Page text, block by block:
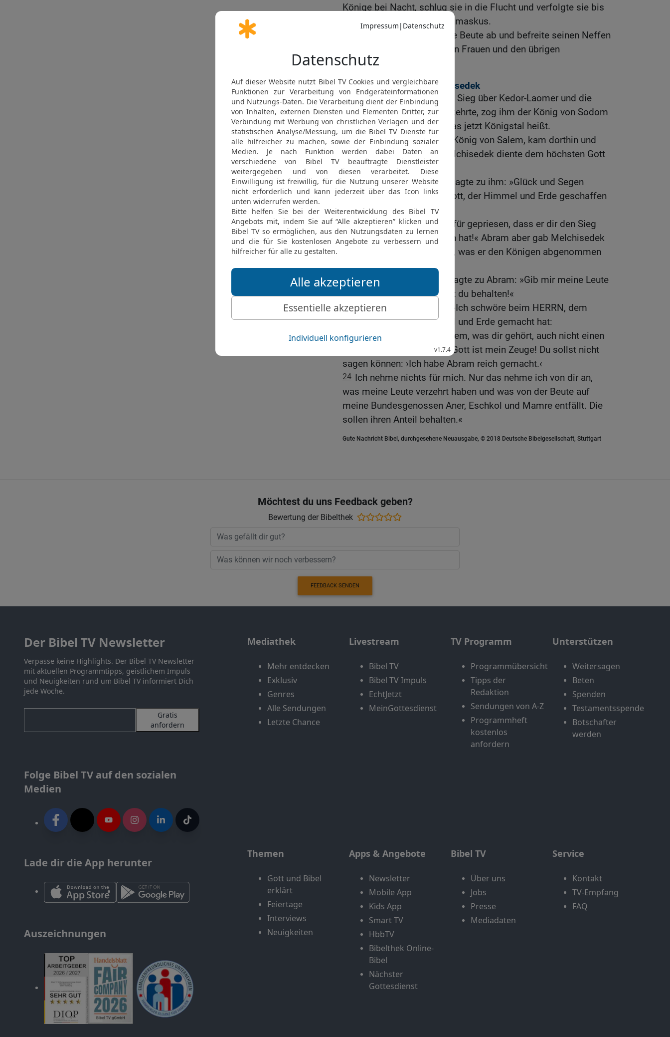
Könige bei Nacht, schlug sie in die Flucht und verfolgte sie bis
nach Hoba nördlich von Damaskus.
Er nahm ihnen die ganze Beute ab und befreite seinen Neffen
Lot samt den verschleppten Frauen und den übrigen
Gefangenen.
Die Begegnung mit Melchisedek
17 Als Abram nach seinem Sieg über Kedor-Laomer und die
anderen Großkönige heimkehrte, zog ihm der König von Sodom
entgegen ins Schawetal, das jetzt Königstal heißt.
18 Auch Melchisedek, der König von Salem, kam dorthin und
brachte Brot und Wein. Melchisedek diente dem höchsten Gott
als Priester.
19 Er segnete Abram und sagte zu ihm: »Glück und Segen
schenke dir der höchste Gott, der Himmel und Erde geschaffen
hat!
20 Der höchste Gott sei dafür gepriesen, dass er dir den Sieg
über deine Feinde gegeben hat!« Abram aber gab Melchisedek
den zehnten Teil von allem, was er den Königen abgenommen
hatte.
21 Der König von Sodom sagte zu Abram: »Gib mir meine Leute
zurück, alles andere kannst du behalten!«
22 Aber Abram erwiderte: »Ich schwöre beim HERRN, dem
höchsten Gott, der Himmel und Erde gemacht hat:
23 Ich behalte nichts von dem, was dir gehört, auch nicht einen
Faden oder Schuhriemen! Gott ist mein Zeuge! Du sollst nicht
sagen können: ›Ich habe Abram reich gemacht.‹
24 Ich nehme nichts für mich. Nur das nehme ich von dir an,
was meine Leute verzehrt haben und was von der Beute auf
meine Bundesgenossen Aner, Eschkol und Mamre entfällt. Die
sollen ihren Anteil behalten.«
Gute Nachricht Bibel, durchgesehene Neuausgabe, © 2018 Deutsche Bibelgesellschaft, Stuttgart
Möchtest du uns Feedback geben?
Bewertung der Bibelthek
FEEDBACK SENDEN
Der Bibel TV Newsletter
Verpasse keine Highlights. Der Bibel TV Newsletter
mit aktuellen Programmtipps, geistlichem Impuls
und Neuigkeiten rund um Bibel TV informiert Dich
jede Woche.
Gratis
anfordern
Folge Bibel TV auf den sozialen
Medien
Lade dir die App herunter
Auszeichnungen
Mediathek
Mehr entdecken
Exklusiv
Genres
Alle Sendungen
Letzte Chance
Livestream
Bibel TV
Bibel TV Impuls
EchtJetzt
MeinGottesdienst
TV Programm
Programmübersicht
Tipps der
Redaktion
Sendungen von A-Z
Programmheft
kostenlos
anfordern
Unterstützen
Weitersagen
Beten
Spenden
Testamentsspende
Botschafter
werden
Themen
Gott und Bibel
erklärt
Feiertage
Interviews
Neuigkeiten
Apps & Angebote
Newsletter
Mobile App
Kids App
Smart TV
HbbTV
Bibelthek Online-
Bibel
Nächster
Gottesdienst
Bibel TV
Über uns
Jobs
Presse
Mediadaten
Service
Kontakt
TV-Empfang
FAQ